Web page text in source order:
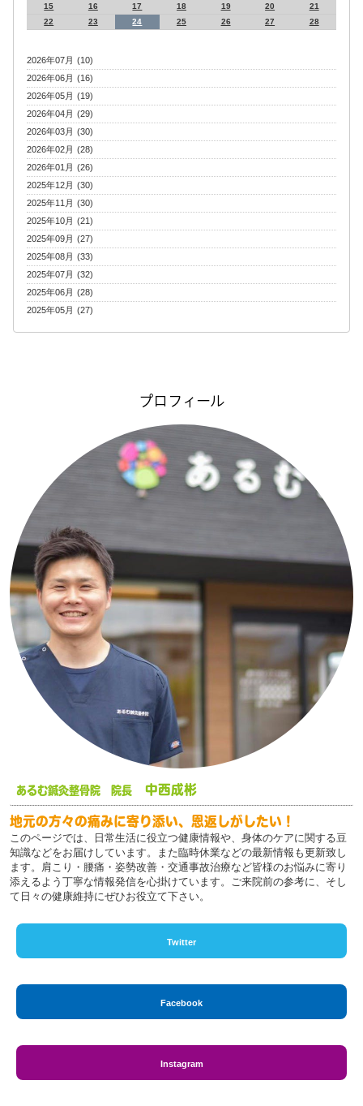
15
16 17 18 19 20
21
22
23 24 25 26 27 28
2026年07月 (10)
2026年06月 (16)
2026年05月 (19)
2026年04月 (29)
2026年03月 (30)
2026年02月 (28)
2026年01月 (26)
2025年12月 (30)
2025年11月 (30)
2025年10月 (21)
2025年09月 (27)
2025年08月 (33)
2025年07月 (32)
2025年06月 (28)
2025年05月 (27)
プロフィール
あるむ鍼灸整骨院 院長
中西成彬
地元の方々の痛みに寄り添い、恩返しがしたい！
このページでは、日常生活に役立つ健康情報や、身体のケアに関する豆
知識などをお届けしています。また臨時休業などの最新情報も更新致し
ます。肩こり・腰痛・姿勢改善・交通事故治療など皆様のお悩みに寄り
添えるよう丁寧な情報発信を心掛けています。ご来院前の参考に、そし
て日々の健康維持にぜひお役立て下さい。
Twitter
Facebook
Instagram